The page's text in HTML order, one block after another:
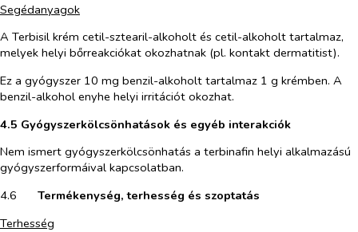
Segédanyagok
A Terbisil krém cetil-sztearil-alkoholt és cetil-alkoholt tartalmaz,
melyek helyi bőrreakciókat okozhatnak (pl. kontakt dermatitist).
Ez a gyógyszer 10 mg benzil-alkoholt tartalmaz 1 g krémben. A
benzil-alkohol enyhe helyi irritációt okozhat.
4.5 Gyógyszerkölcsönhatások és egyéb interakciók
Nem ismert gyógyszerkölcsönhatás a terbinafin helyi alkalmazású
gyógyszerformáival kapcsolatban.
4.6​
Termékenység, terhesség és szoptatás
Terhesség